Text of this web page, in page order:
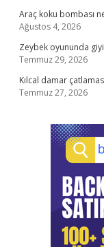
Araç koku bombası
Ağustos 4, 2026
Zeybek oyununda
Temmuz 29, 2026
Kılcal damar
Temmuz 27, 2026